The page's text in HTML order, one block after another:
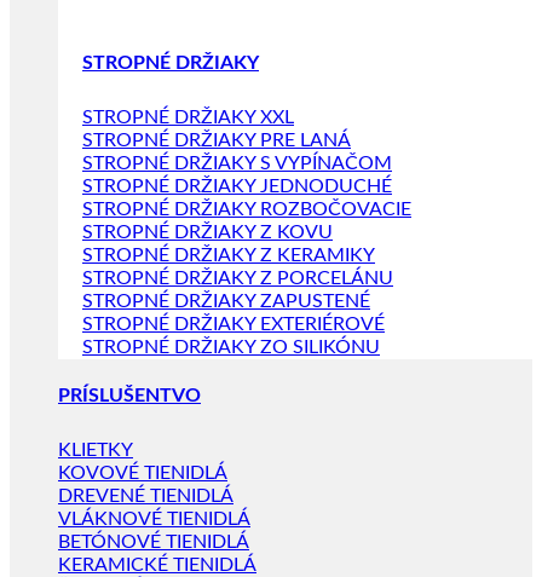
STROPNÉ DRŽIAKY
STROPNÉ DRŽIAKY XXL
STROPNÉ DRŽIAKY PRE LANÁ
STROPNÉ DRŽIAKY S VYPÍNAČOM
STROPNÉ DRŽIAKY JEDNODUCHÉ
STROPNÉ DRŽIAKY ROZBOČOVACIE
STROPNÉ DRŽIAKY Z KOVU
STROPNÉ DRŽIAKY Z KERAMIKY
STROPNÉ DRŽIAKY Z PORCELÁNU
STROPNÉ DRŽIAKY ZAPUSTENÉ
STROPNÉ DRŽIAKY EXTERIÉROVÉ
STROPNÉ DRŽIAKY ZO SILIKÓNU
PRÍSLUŠENTVO
KLIETKY
KOVOVÉ TIENIDLÁ
DREVENÉ TIENIDLÁ
VLÁKNOVÉ TIENIDLÁ
BETÓNOVÉ TIENIDLÁ
KERAMICKÉ TIENIDLÁ